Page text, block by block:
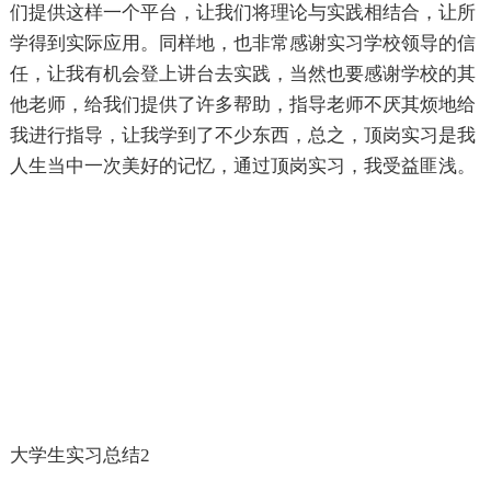
们提供这样一个平台，让我们将理论与实践相结合，让所
学得到实际应用。同样地，也非常感谢实习学校领导的信
任，让我有机会登上讲台去实践，当然也要感谢学校的其
他老师，给我们提供了许多帮助，指导老师不厌其烦地给
我进行指导，让我学到了不少东西，总之，顶岗实习是我
人生当中一次美好的记忆，通过顶岗实习，我受益匪浅。
大学生实习总结2